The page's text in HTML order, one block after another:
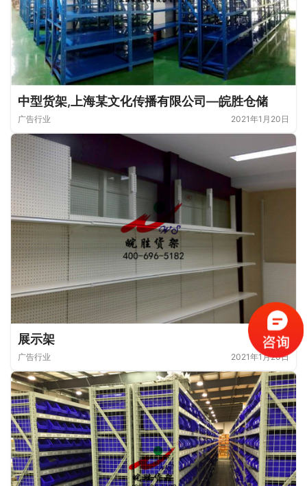
中型货架,上海某文化传播有限公司—皖胜仓储
广告行业 2021年1月20日
展示架
广告行业 2021年1月20日